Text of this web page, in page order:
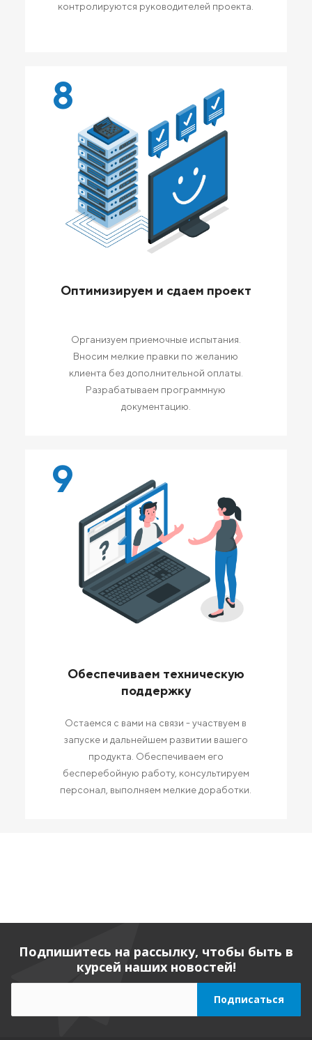
контролируются руководителей проекта.
8
Оптимизируем и сдаем проект
Организуем приемочные испытания.
Вносим мелкие правки по желанию
клиента без дополнительной оплаты.
Разрабатываем программную
документацию.
9
Обеспечиваем техническую
поддержку
Остаемся с вами на связи - участвуем в
запуске и дальнейшем развитии вашего
продукта. Обеспечиваем его
бесперебойную работу, консультируем
персонал, выполняем мелкие доработки.
Подпишитесь на рассылку, чтобы быть в
курсей наших новостей!